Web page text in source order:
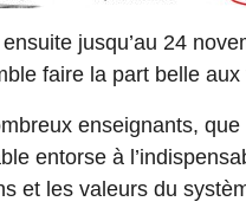
jusqu’au 24
faire la part belle
enseignants,
entorse à
et les valeurs du